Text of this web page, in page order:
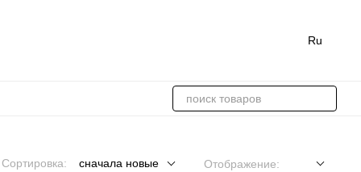
Ru
Сортировка: сначала новые Отображение: